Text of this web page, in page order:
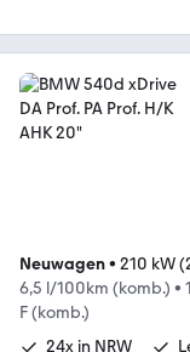
Neuwagen• 210 kW
6,5 l/100km (komb.) •
F (komb.)
24x in NRW